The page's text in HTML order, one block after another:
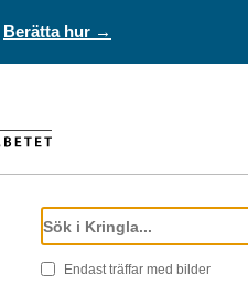
Berätta hur →
Endast träffar med bilder